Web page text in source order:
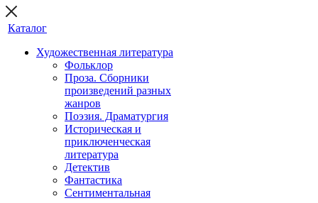
Каталог
Художественная литература
Фольклор
Проза. Сборники
произведений разных
жанров
Поэзия. Драматургия
Историческая и
приключенческая
литература
Детектив
Фантастика
Сентиментальная